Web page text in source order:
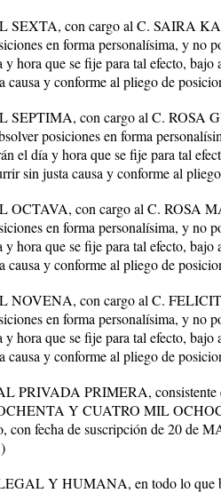
SEXTA, con cargo al C. SAIRA
en forma personalísima, y no
hora que se fije para tal efecto,
causa y conforme al pliego de
SEPTIMA, con cargo al C. ROSA
posiciones en forma
el día y hora que se fije para tal
sin justa causa y conforme al
OCTAVA, con cargo al C. ROSA
en forma personalísima, y no
hora que se fije para tal efecto,
causa y conforme al pliego de
NOVENA, con cargo al C.
en forma personalísima, y no
hora que se fije para tal efecto,
causa y conforme al pliego de
PRIVADA PRIMERA, consistente
Y CUATRO MIL
con fecha de suscripción de 20 de
Y HUMANA, en todo lo que